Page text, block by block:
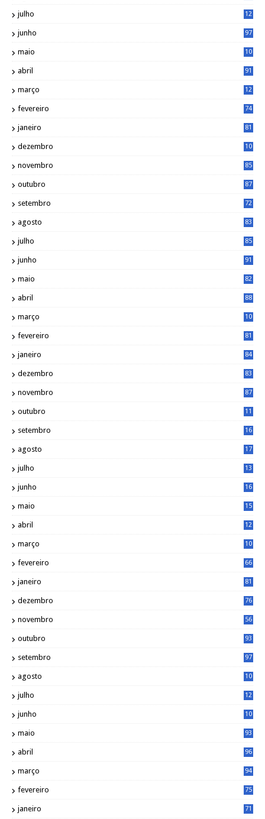
julho
12
junho 97
maio
10
abril 91
março
12
fevereiro 74
janeiro 81
dezembro
10
novembro 85
outubro 87
setembro 72
agosto 83
julho 85
junho 91
maio 82
abril 88
março
10
fevereiro 81
janeiro 84
dezembro 83
novembro 87
outubro
11
setembro
16
agosto
17
julho
13
junho
16
maio
15
abril
12
março
10
fevereiro 66
janeiro 81
dezembro 76
novembro 56
outubro 93
setembro 97
agosto
10
julho
12
junho
10
maio 93
abril 96
março 94
fevereiro 75
janeiro 71